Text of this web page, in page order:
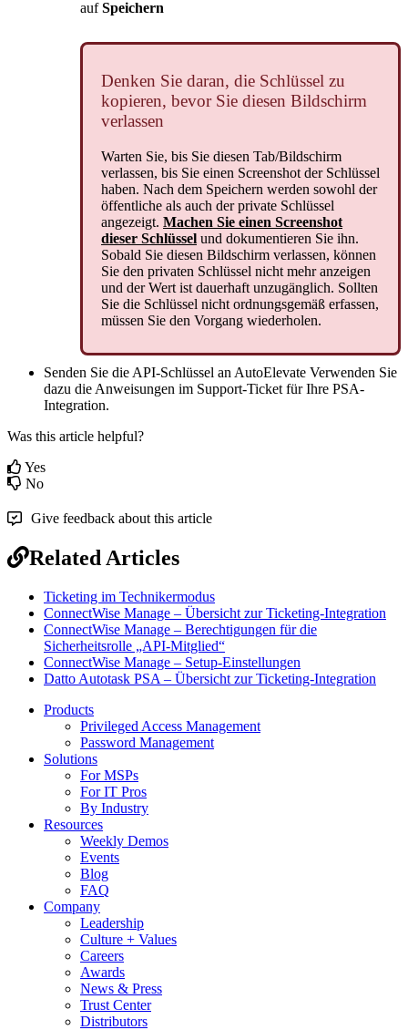
auf Speichern
Denken Sie daran, die Schlüssel zu
kopieren, bevor Sie diesen Bildschirm
verlassen
Warten Sie, bis Sie diesen Tab/Bildschirm
verlassen, bis Sie einen Screenshot der Schlüssel
haben. Nach dem Speichern werden sowohl der
öffentliche als auch der private Schlüssel
angezeigt. Machen Sie einen Screenshot
dieser Schlüssel und dokumentieren Sie ihn.
Sobald Sie diesen Bildschirm verlassen, können
Sie den privaten Schlüssel nicht mehr anzeigen
und der Wert ist dauerhaft unzugänglich. Sollten
Sie die Schlüssel nicht ordnungsgemäß erfassen,
müssen Sie den Vorgang wiederholen.
Senden Sie die API-Schlüssel an AutoElevate Verwenden Sie
dazu die Anweisungen im Support-Ticket für Ihre PSA-
Integration.
Was this article helpful?
Yes
No
Give feedback about this article
Related Articles
Ticketing im Technikermodus
ConnectWise Manage – Übersicht zur Ticketing-Integration
ConnectWise Manage – Berechtigungen für die
Sicherheitsrolle „API-Mitglied“
ConnectWise Manage – Setup-Einstellungen
Datto Autotask PSA – Übersicht zur Ticketing-Integration
Products
Privileged Access Management
Password Management
Solutions
For MSPs
For IT Pros
By Industry
Resources
Weekly Demos
Events
Blog
FAQ
Company
Leadership
Culture + Values
Careers
Awards
News & Press
Trust Center
Distributors